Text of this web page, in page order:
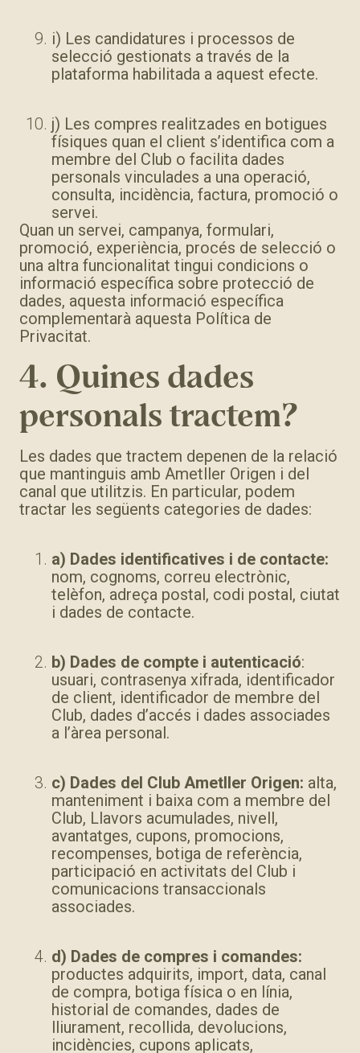
i) Les candidatures i processos de
selecció gestionats a través de la
plataforma habilitada a aquest efecte.
j) Les compres realitzades en botigues
físiques quan el client s’identifica com a
membre del Club o facilita dades
personals vinculades a una operació,
consulta, incidència, factura, promoció o
servei.
Quan un servei, campanya, formulari,
promoció, experiència, procés de selecció o
una altra funcionalitat tingui condicions o
informació específica sobre protecció de
dades, aquesta informació específica
complementarà aquesta Política de
Privacitat.
4. Quines dades
personals tractem?
Les dades que tractem depenen de la relació
que mantinguis amb Ametller Origen i del
canal que utilitzis. En particular, podem
tractar les següents categories de dades:
a) Dades identificatives i de contacte:
nom, cognoms, correu electrònic,
telèfon, adreça postal, codi postal, ciutat
i dades de contacte.
b) Dades de compte i autenticació:
usuari, contrasenya xifrada, identificador
de client, identificador de membre del
Club, dades d’accés i dades associades
a l’àrea personal.
c) Dades del Club Ametller Origen: alta,
manteniment i baixa com a membre del
Club, Llavors acumulades, nivell,
avantatges, cupons, promocions,
recompenses, botiga de referència,
participació en activitats del Club i
comunicacions transaccionals
associades.
d) Dades de compres i comandes:
productes adquirits, import, data, canal
de compra, botiga física o en línia,
historial de comandes, dades de
lliurament, recollida, devolucions,
incidències, cupons aplicats,